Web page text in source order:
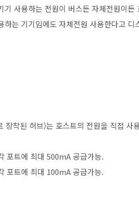
기 사용하는 전원이 버스든 자체전원이
하는 기기임에도 자체전원 사용한다고
장착된 허브)는 호스트의 전원을 직접 사
포트에 최대 500mA 공급가능.
포트에 최대 100mA 공급가능.